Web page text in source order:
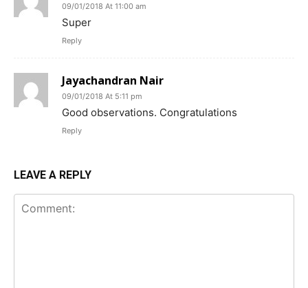
09/01/2018 At 11:00 am
Super
Reply
Jayachandran Nair
09/01/2018 At 5:11 pm
Good observations. Congratulations
Reply
LEAVE A REPLY